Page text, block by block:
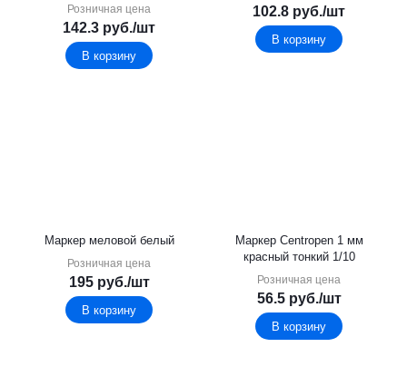
Розничная цена
142.3 руб./шт
В корзину
102.8 руб./шт
В корзину
Маркер меловой белый
Розничная цена
195руб./шт
В корзину
Маркер Centropen 1 мм
красный тонкий 1/10
Розничная цена
56.5руб./шт
В корзину